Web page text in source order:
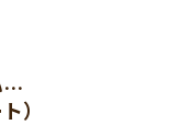
…
）